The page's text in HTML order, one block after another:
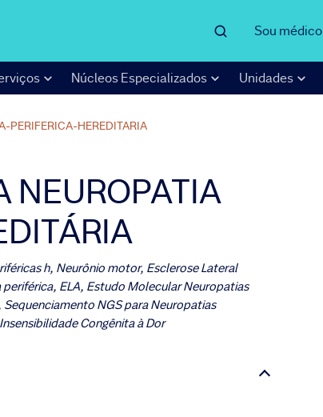
Sou médico
Núcleos Especializados Unidades
PERIFERICA-HEREDITARIA
NEUROPATIA
h, Neurônio motor, Esclerose Lateral
ELA, Estudo Molecular Neuropatias
NGS para Neuropatias
Congênita à Dor